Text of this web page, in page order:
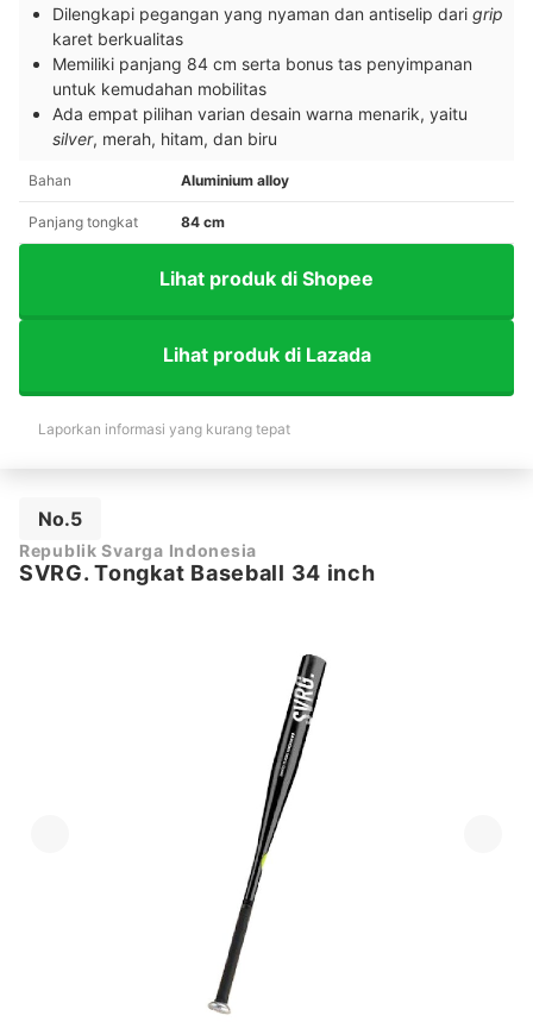
Dilengkapi pegangan yang nyaman dan antiselip dari grip
karet berkualitas
Memiliki panjang 84 cm serta bonus tas penyimpanan
untuk kemudahan mobilitas
Ada empat pilihan varian desain warna menarik, yaitu
silver, merah, hitam, dan biru
Bahan Aluminium alloy
Panjang tongkat 84 cm
Lihat produk di Shopee
Lihat produk di Lazada
Laporkan informasi yang kurang tepat
No.5
Republik Svarga Indonesia
SVRG. Tongkat Baseball 34 inch